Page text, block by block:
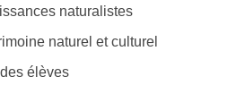
naturalistes
naturel et culturel
élèves